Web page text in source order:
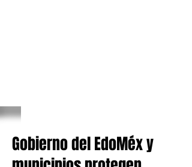
Gobierno del EdoMéx y